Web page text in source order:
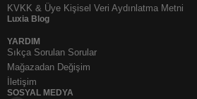
KVKK & Üye Kişisel Veri Aydınlatma Metni
Luxia Blog
YARDIM
Sıkça Sorulan Sorular
Mağazadan Değişim
İletişim
SOSYAL MEDYA